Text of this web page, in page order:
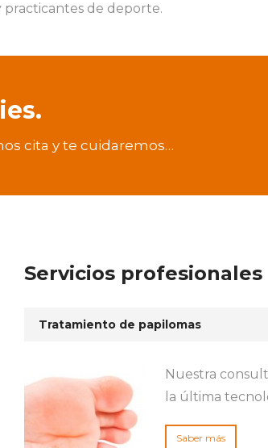
practicantes de deporte.
cita y te cuidaremos…
Servicios profesionales
Tratamiento de papilomas
Nuestra
la última
Saber más